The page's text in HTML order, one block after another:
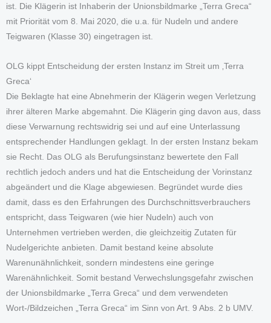
ist. Die Klägerin ist Inhaberin der Unionsbildmarke „Terra Greca“
mit Priorität vom 8. Mai 2020, die u.a. für Nudeln und andere
Teigwaren (Klasse 30) eingetragen ist.
OLG kippt Entscheidung der ersten Instanz im Streit um ‚Terra
Greca‘
Die Beklagte hat eine Abnehmerin der Klägerin wegen Verletzung
ihrer älteren Marke abgemahnt. Die Klägerin ging davon aus, dass
diese Verwarnung rechtswidrig sei und auf eine Unterlassung
entsprechender Handlungen geklagt. In der ersten Instanz bekam
sie Recht. Das OLG als Berufungsinstanz bewertete den Fall
rechtlich jedoch anders und hat die Entscheidung der Vorinstanz
abgeändert und die Klage abgewiesen. Begründet wurde dies
damit, dass es den Erfahrungen des Durchschnittsverbrauchers
entspricht, dass Teigwaren (wie hier Nudeln) auch von
Unternehmen vertrieben werden, die gleichzeitig Zutaten für
Nudelgerichte anbieten. Damit bestand keine absolute
Warenunähnlichkeit, sondern mindestens eine geringe
Warenähnlichkeit. Somit bestand Verwechslungsgefahr zwischen
der Unionsbildmarke „Terra Greca“ und dem verwendeten
Wort-/Bildzeichen „Terra Greca“ im Sinn von Art. 9 Abs. 2 b UMV.